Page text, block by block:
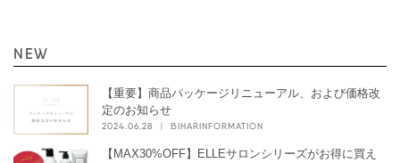
NEW
【重要】商品パッケージリニューアル、および価格改
定のお知らせ
2024.06.28 ｜ BIHARINFORMATION
【MAX30%OFF】ELLEサロンシリーズがお得に買え